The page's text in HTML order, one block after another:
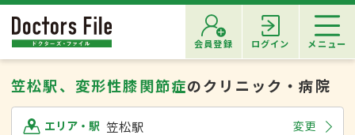
会員登録 ログイン メニュー
笠松駅、変形性膝関節症のクリニック・病院
エリア・駅 笠松駅 変更